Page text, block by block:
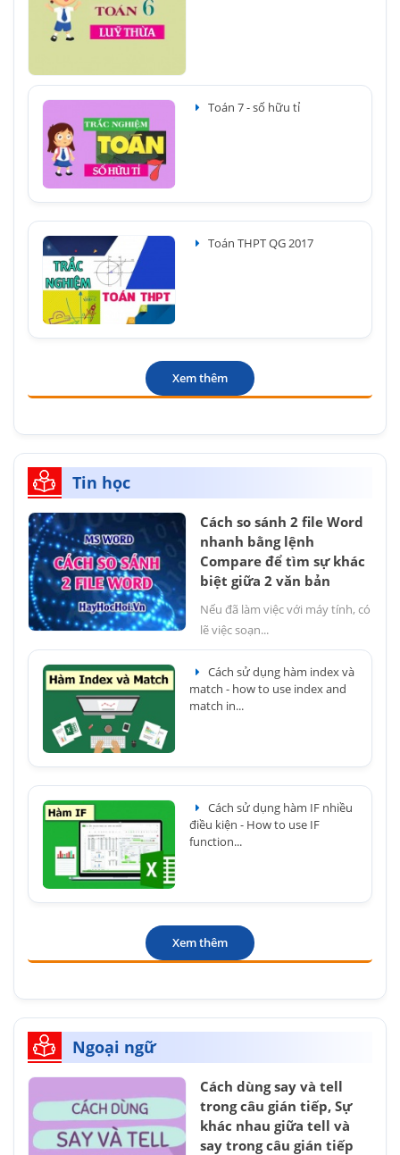
Toán 7 - số hữu tỉ
Toán THPT QG 2017
Xem thêm
Tin học
Cách so sánh 2 file Word
nhanh bằng lệnh
Compare để tìm sự khác
biệt giữa 2 văn bản
Nếu đã làm việc với máy tính, có
lẽ việc soạn...
Cách sử dụng hàm index và
match - how to use index and
match in...
Cách sử dụng hàm IF nhiều
điều kiện - How to use IF
function...
Xem thêm
Ngoại ngữ
Cách dùng say và tell
trong câu gián tiếp, Sự
khác nhau giữa tell và
say trong câu gián tiếp